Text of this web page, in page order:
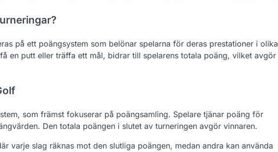
på ett poängsystem som belönar spelarna för deras prestationer i olika
en putt eller träffa ett mål, bidrar till spelarens totala poäng, vilket avgör
som främst fokuserar på poängsamling. Spelare tjänar poäng för
Den totala poängen i slutet av turneringen avgör vinnaren.
varje slag räknas mot den slutliga poängen, medan andra kan använda